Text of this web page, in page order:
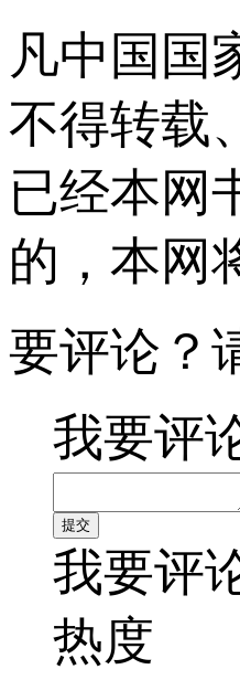
凡中国国
不得转载
已经本网
的，本网
要评论？
我要评
我要评
热度